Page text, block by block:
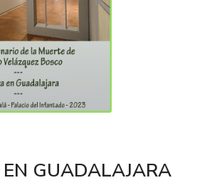
GUADALAJARA